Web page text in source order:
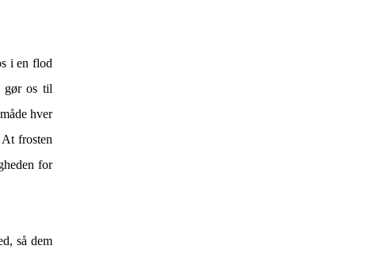
i en flod
gør os til
hver
frosten
for
så dem